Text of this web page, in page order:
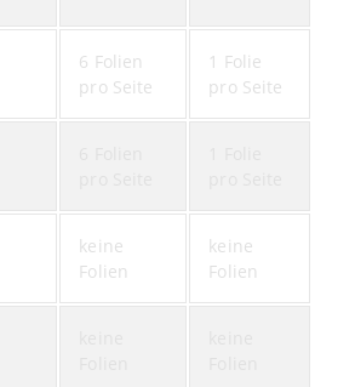
6 Folien
pro Seite
1 Folie
pro Seite
keine
Folien
keine
Folien